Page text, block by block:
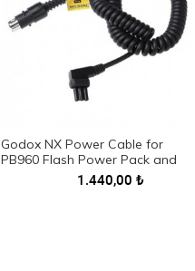
Godox NX Power Cable for
PB960 Flash Power Pack and
Nikon Speedlite1.440,00 ₺